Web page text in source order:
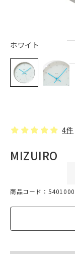
ホワイト
4件
MIZUIRO
商品コード：